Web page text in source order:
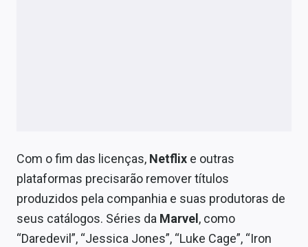
Com o fim das licenças, Netflix e outras
plataformas precisarão remover títulos
produzidos pela companhia e suas produtoras de
seus catálogos. Séries da Marvel , como
“Daredevil”, “Jessica Jones”, “Luke Cage”, “Iron